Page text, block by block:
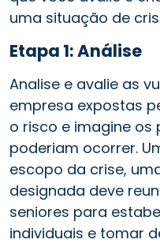
uma situação de
Etapa 1: Análise
Analise e avalie as
empresa expostas
o risco e imagine os
poderiam ocorrer.
escopo da crise,
designada deve
seniores para
individuais e tomar